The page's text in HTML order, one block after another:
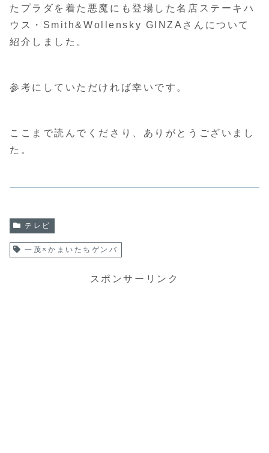
たプラダを着た悪魔にも登場した名店ステーキハ
ウス・Smith&Wollensky GINZAさんについて
紹介しました。
参考にしていただければ幸いです。
ここまで読んでくださり、ありがとうございまし
た。
テレビ
一茂×かまいたちゲンバ
スポンサーリンク